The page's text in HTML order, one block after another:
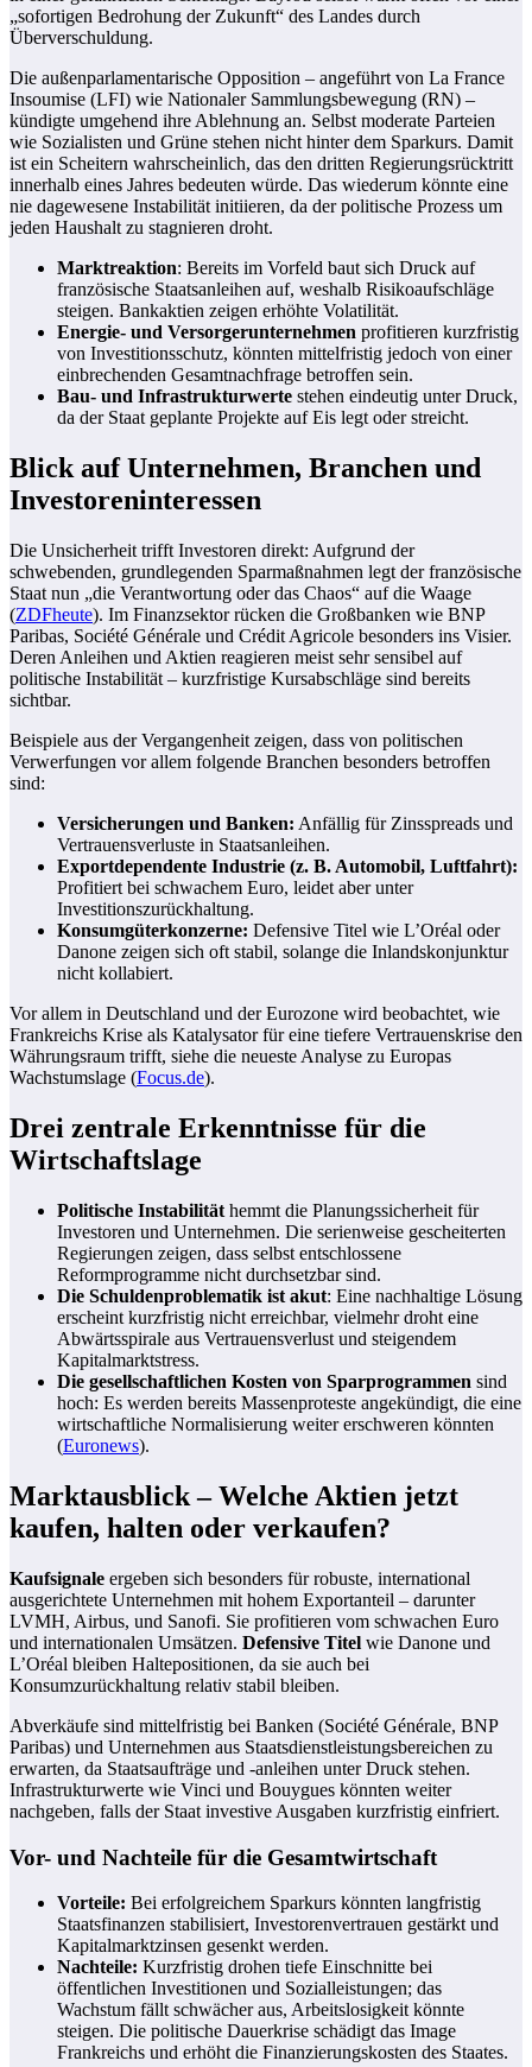
„sofortigen Bedrohung der Zukunft“ des Landes durch
Überverschuldung.
Die außenparlamentarische Opposition – angeführt von La France
Insoumise (LFI) wie Nationaler Sammlungsbewegung (RN) –
kündigte umgehend ihre Ablehnung an. Selbst moderate Parteien
wie Sozialisten und Grüne stehen nicht hinter dem Sparkurs. Damit
ist ein Scheitern wahrscheinlich, das den dritten Regierungsrücktritt
innerhalb eines Jahres bedeuten würde. Das wiederum könnte eine
nie dagewesene Instabilität initiieren, da der politische Prozess um
jeden Haushalt zu stagnieren droht.
Marktreaktion: Bereits im Vorfeld baut sich Druck auf
französische Staatsanleihen auf, weshalb Risikoaufschläge
steigen. Bankaktien zeigen erhöhte Volatilität.
Energie- und Versorgerunternehmen profitieren kurzfristig
von Investitionsschutz, könnten mittelfristig jedoch von einer
einbrechenden Gesamtnachfrage betroffen sein.
Bau- und Infrastrukturwerte stehen eindeutig unter Druck,
da der Staat geplante Projekte auf Eis legt oder streicht.
Blick auf Unternehmen, Branchen und
Investoreninteressen
Die Unsicherheit trifft Investoren direkt: Aufgrund der
schwebenden, grundlegenden Sparmaßnahmen legt der französische
Staat nun „die Verantwortung oder das Chaos“ auf die Waage
(ZDFheute). Im Finanzsektor rücken die Großbanken wie BNP
Paribas, Société Générale und Crédit Agricole besonders ins Visier.
Deren Anleihen und Aktien reagieren meist sehr sensibel auf
politische Instabilität – kurzfristige Kursabschläge sind bereits
sichtbar.
Beispiele aus der Vergangenheit zeigen, dass von politischen
Verwerfungen vor allem folgende Branchen besonders betroffen
sind:
Versicherungen und Banken: Anfällig für Zinsspreads und
Vertrauensverluste in Staatsanleihen.
Exportdependente Industrie (z. B. Automobil, Luftfahrt):
Profitiert bei schwachem Euro, leidet aber unter
Investitionszurückhaltung.
Konsumgüterkonzerne: Defensive Titel wie L’Oréal oder
Danone zeigen sich oft stabil, solange die Inlandskonjunktur
nicht kollabiert.
Vor allem in Deutschland und der Eurozone wird beobachtet, wie
Frankreichs Krise als Katalysator für eine tiefere Vertrauenskrise den
Währungsraum trifft, siehe die neueste Analyse zu Europas
Wachstumslage (Focus.de).
Drei zentrale Erkenntnisse für die
Wirtschaftslage
Politische Instabilität hemmt die Planungssicherheit für
Investoren und Unternehmen. Die serienweise gescheiterten
Regierungen zeigen, dass selbst entschlossene
Reformprogramme nicht durchsetzbar sind.
Die Schuldenproblematik ist akut: Eine nachhaltige Lösung
erscheint kurzfristig nicht erreichbar, vielmehr droht eine
Abwärtsspirale aus Vertrauensverlust und steigendem
Kapitalmarktstress.
Die gesellschaftlichen Kosten von Sparprogrammen sind
hoch: Es werden bereits Massenproteste angekündigt, die eine
wirtschaftliche Normalisierung weiter erschweren könnten
(Euronews).
Marktausblick – Welche Aktien jetzt
kaufen, halten oder verkaufen?
Kaufsignale ergeben sich besonders für robuste, international
ausgerichtete Unternehmen mit hohem Exportanteil – darunter
LVMH, Airbus, und Sanofi. Sie profitieren vom schwachen Euro
und internationalen Umsätzen. Defensive Titel wie Danone und
L’Oréal bleiben Haltepositionen, da sie auch bei
Konsumzurückhaltung relativ stabil bleiben.
Abverkäufe sind mittelfristig bei Banken (Société Générale, BNP
Paribas) und Unternehmen aus Staatsdienstleistungsbereichen zu
erwarten, da Staatsaufträge und -anleihen unter Druck stehen.
Infrastrukturwerte wie Vinci und Bouygues könnten weiter
nachgeben, falls der Staat investive Ausgaben kurzfristig einfriert.
Vor- und Nachteile für die Gesamtwirtschaft
Vorteile: Bei erfolgreichem Sparkurs könnten langfristig
Staatsfinanzen stabilisiert, Investorenvertrauen gestärkt und
Kapitalmarktzinsen gesenkt werden.
Nachteile: Kurzfristig drohen tiefe Einschnitte bei
öffentlichen Investitionen und Sozialleistungen; das
Wachstum fällt schwächer aus, Arbeitslosigkeit könnte
steigen. Die politische Dauerkrise schädigt das Image
Frankreichs und erhöht die Finanzierungskosten des Staates.